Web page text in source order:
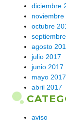
diciembre
noviembre
octubre
agosto
julio 2017
junio 2017
mayo 2017
abril 2017
aviso